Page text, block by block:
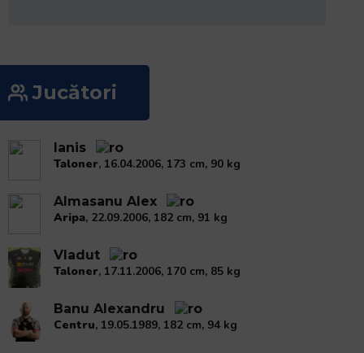
a
vă
ajuta
să
navigați
interacționați
Jucători
Ianis
Taloner, 16.04.2006, 173 cm, 90 kg
Almasanu Alex
Aripa, 22.09.2006, 182 cm, 91 kg
Vladut
Taloner, 17.11.2006, 170 cm, 85 kg
Banu Alexandru
Centru, 19.05.1989, 182 cm, 94 kg